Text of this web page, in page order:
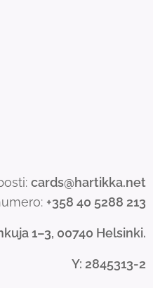
cards@hartikka.net
+358 40 5288 213
1–3, 00740 Helsinki.
Y: 2845313-2